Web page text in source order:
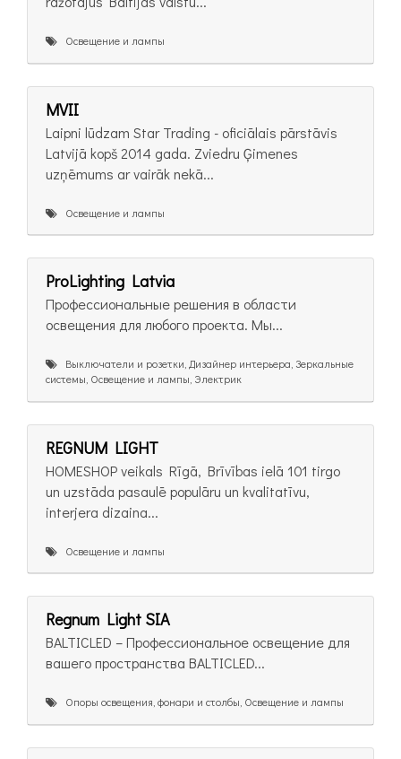
Освещение и лампы
MVII
Laipni lūdzam Star Trading - oficiālais pārstāvis
Latvijā kopš 2014 gada. Zviedru Ģimenes
uzņēmums ar vairāk nekā...
Освещение и лампы
ProLighting Latvia
Профессиональные решения в области
освещения для любого проекта. Мы...
Выключатели и розетки, Дизайнер интерьера, Зеркальные
системы, Освещение и лампы, Электрик
REGNUM LIGHT
HOMESHOP veikals Rīgā, Brīvības ielā 101 tirgo
un uzstāda pasaulē populāru un kvalitatīvu,
interjera dizaina...
Освещение и лампы
Regnum Light SIA
BALTICLED – Профессиональное освещение для
вашего пространства BALTICLED...
Опоры освещения, фонари и столбы, Освещение и лампы